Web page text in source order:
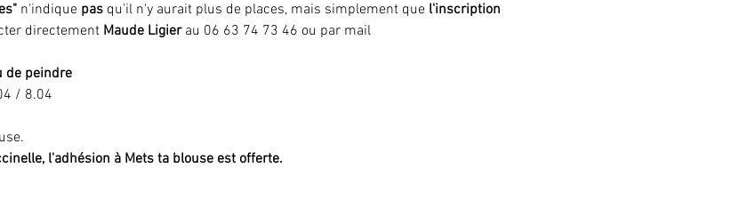
n'indique pas qu'il n'y aurait plus de places, mais simplement que l'inscription
directement Maude Ligier au 06 63 74 73 46 ou par mail
de peindre
/ 8.04
l'adhésion à Mets ta blouse est offerte.